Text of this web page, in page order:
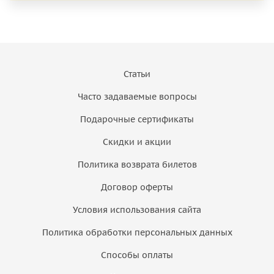
Статьи
Часто задаваемые вопросы
Подарочные сертификаты
Скидки и акции
Политика возврата билетов
Договор оферты
Условия использования сайта
Политика обработки персональных данных
Способы оплаты